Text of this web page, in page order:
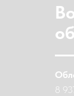
8